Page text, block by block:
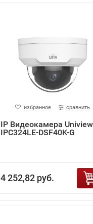
избранное сравнить
IP Видеокамера Uniview
IPC324LE-DSF40K-G
4 252,82 руб.